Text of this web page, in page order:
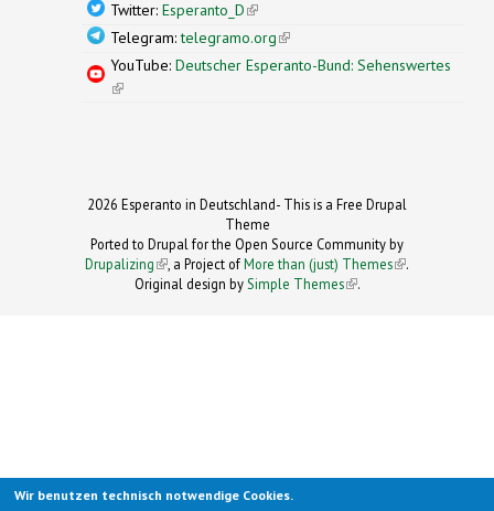
Twitter: Esperanto_D(link is external)
Telegram:telegramo.org(link is external)
YouTube: Deutscher Esperanto-Bund: Sehenswertes
(link is external)
2026 Esperanto in Deutschland- This is a Free Drupal
Theme
Ported to Drupal for the Open Source Community by
Drupalizing(link is external)
, a Project ofMore than (just) Themes (link is
.
Original design by Simple Themes
(link is
.
Wir benutzen technisch notwendige Cookies.